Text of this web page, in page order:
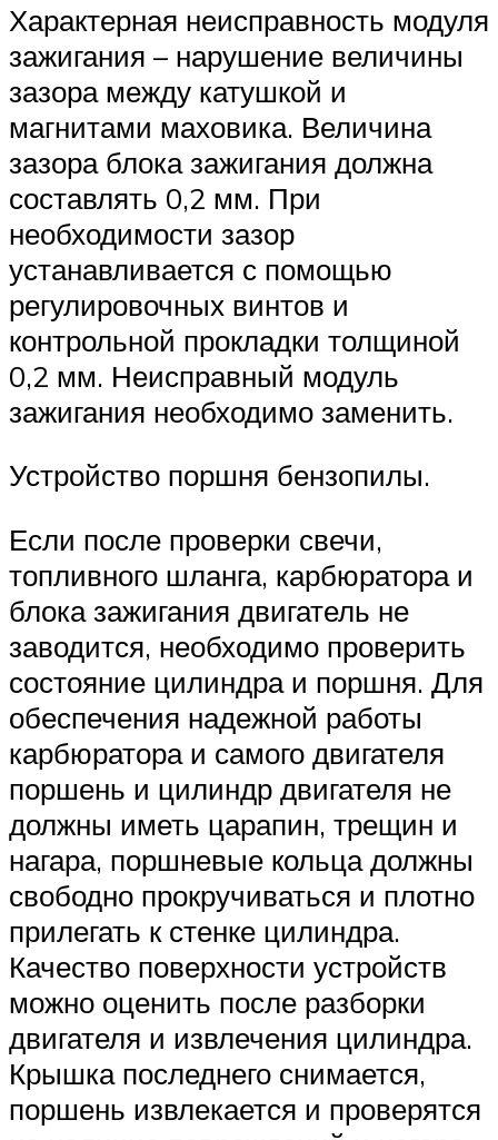
Характерная неисправность модуля
зажигания – нарушение величины
зазора между катушкой и
магнитами маховика. Величина
зазора блока зажигания должна
составлять 0,2 мм. При
необходимости зазор
устанавливается с помощью
регулировочных винтов и
контрольной прокладки толщиной
0,2 мм. Неисправный модуль
зажигания необходимо заменить.
Устройство поршня бензопилы.
Если после проверки свечи,
топливного шланга, карбюратора и
блока зажигания двигатель не
заводится, необходимо проверить
состояние цилиндра и поршня. Для
обеспечения надежной работы
карбюратора и самого двигателя
поршень и цилиндр двигателя не
должны иметь царапин, трещин и
нагара, поршневые кольца должны
свободно прокручиваться и плотно
прилегать к стенке цилиндра.
Качество поверхности устройств
можно оценить после разборки
двигателя и извлечения цилиндра.
Крышка последнего снимается,
поршень извлекается и проверятся